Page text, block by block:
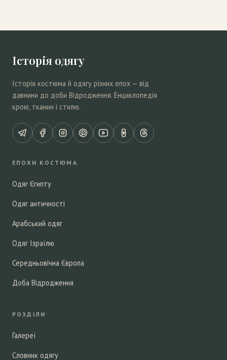
Історія одягу
Історія костюма й одягу різних епох — від
давнини до доби Відродження. Енциклопедія
крою, тканин і стилю.
ЕПОХИ КОСТЮМА
Одяг Єгипту
Одяг античності
Арабський одяг
Одяг Ізраїлю
Середньовічна Європа
Доба Відродження
РОЗДІЛИ
Галереї
Словник одягу